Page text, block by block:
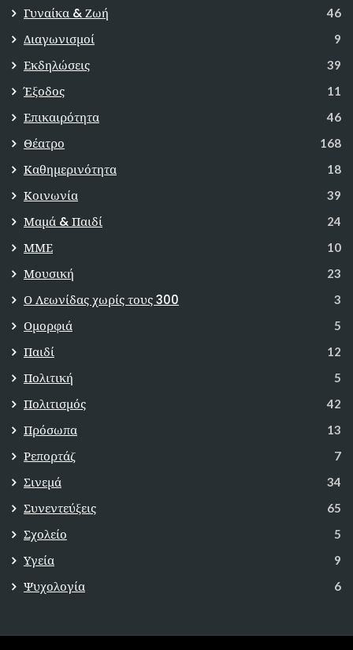
Γυναίκα & Ζωή 46
Διαγωνισμοί 9
Εκδηλώσεις 39
Έξοδος 11
Επικαιρότητα 46
Θέατρο 168
Καθημερινότητα 18
Κοινωνία 39
Μαμά & Παιδί 24
ΜΜΕ 10
Μουσική 23
Ο Λεωνίδας χωρίς τους 300 3
Ομορφιά 5
Παιδί 12
Πολιτική 5
Πολιτισμός 42
Πρόσωπα 13
Ρεπορτάζ 7
Σινεμά 34
Συνεντεύξεις 65
Σχολείο 5
Υγεία 9
Ψυχολογία 6